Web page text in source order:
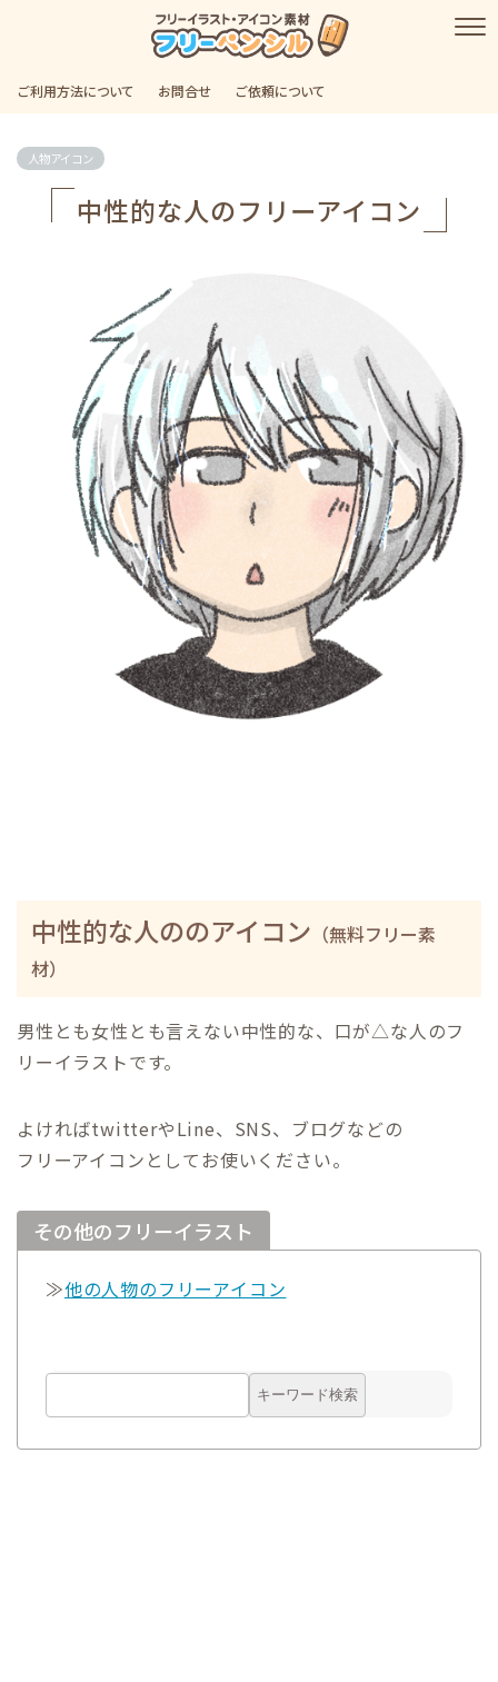
ご利用方法について お問合せ ご依頼について
人物アイコン
中性的な人のフリーアイコン
中性的な人ののアイコン （無料フリー素
材）
男性とも女性とも言えない中性的な、口が△な人のフ
リーイラストです。
よければtwitterやLine、SNS、ブログなどの
フリーアイコンとしてお使いください。
その他のフリーイラスト
≫他の人物のフリーアイコン